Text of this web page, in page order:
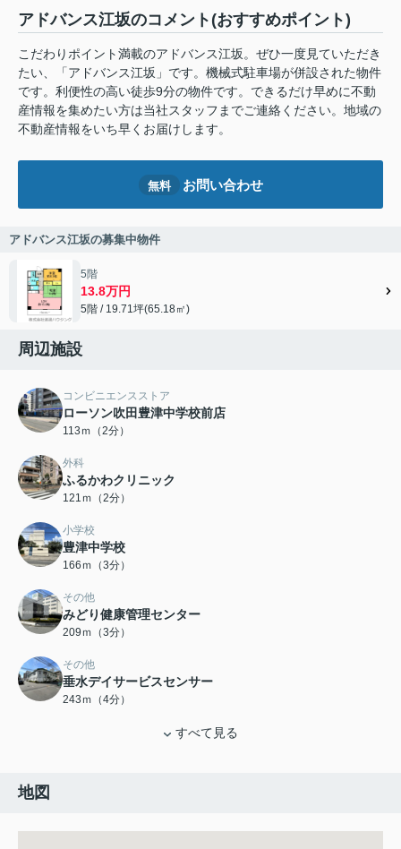
アドバンス江坂のコメント(おすすめポイント)
こだわりポイント満載のアドバンス江坂。ぜひ一度見ていただき
たい、「アドバンス江坂」です。機械式駐車場が併設された物件
です。利便性の高い徒歩9分の物件です。できるだけ早めに不動
産情報を集めたい方は当社スタッフまでご連絡ください。地域の
不動産情報をいち早くお届けします。
無料 お問い合わせ
アドバンス江坂の募集中物件
5階
13.8万円
5階 / 19.71坪(65.18㎡)
周辺施設
コンビニエンスストア
ローソン吹田豊津中学校前店
113ｍ（2分）
外科
ふるかわクリニック
121ｍ（2分）
小学校
豊津中学校
166ｍ（3分）
その他
みどり健康管理センター
209ｍ（3分）
その他
垂水デイサービスセンサー
243ｍ（4分）
すべて見る
地図